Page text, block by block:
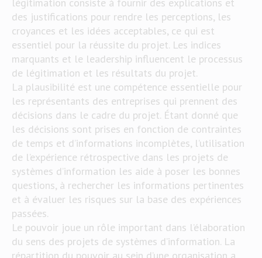
des justifications pour rendre les perceptions, les
croyances et les idées acceptables, ce qui est
essentiel pour la réussite du projet. Les indices
marquants et le leadership influencent le processus
de légitimation et les résultats du projet.
La plausibilité est une compétence essentielle pour
les représentants des entreprises qui prennent des
décisions dans le cadre du projet. Étant donné que
les décisions sont prises en fonction de contraintes
de temps et d’informations incomplètes, l’utilisation
de l’expérience rétrospective dans les projets de
systèmes d’information les aide à poser les bonnes
questions, à rechercher les informations pertinentes
et à évaluer les risques sur la base des expériences
passées.
Le pouvoir joue un rôle important dans l’élaboration
du sens des projets de systèmes d’information. La